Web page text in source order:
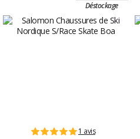
Déstockage
1 avis